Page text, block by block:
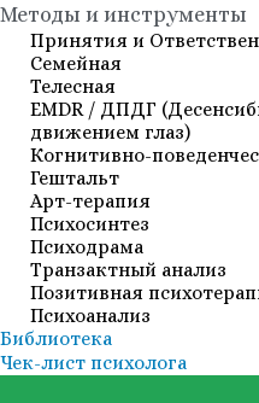
Методы и инструменты
Принятия и
Семейная
Телесная
EMDR / ДПДГ
движением глаз)
Когнитивно-
Гештальт
Арт-терапия
Психосинтез
Психодрама
Транзактный анализ
Позитивная
Психоанализ
Библиотека
Чек-лист психолога